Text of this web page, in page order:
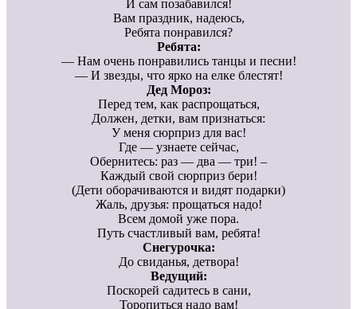
И сам позабавился!
Вам праздник, надеюсь,
Ребята понравился?
Ребята:
— Нам очень понравились танцы и песни!
— И звезды, что ярко на елке блестят!
Дед Мороз:
Перед тем, как распрощаться,
Должен, детки, вам признаться:
У меня сюрприз для вас!
Где — узнаете сейчас,
Обернитесь: раз — два — три! –
Каждый свой сюрприз бери!
(Дети оборачиваются и видят подарки)
Жаль, друзья: прощаться надо!
Всем домой уже пора.
Путь счастливый вам, ребята!
Снегурочка:
До свиданья, детвора!
Ведущий:
Поскорей садитесь в сани,
Торопиться надо вам!